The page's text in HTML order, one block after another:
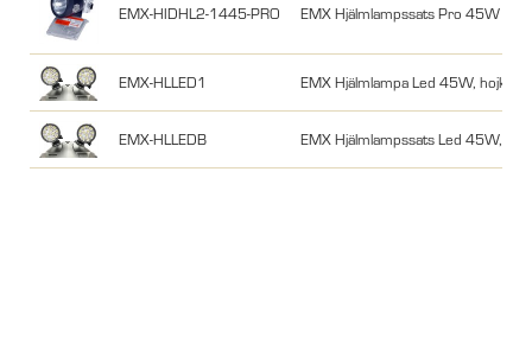
EMX-HIDHL2-1445-PRO EMX Hjälmlampssats Pro 45W
EMX-HLLED1 EMX Hjälmlampa Led 45W, hojkit
EMX-HLLEDB EMX Hjälmlampssats Led 45W,